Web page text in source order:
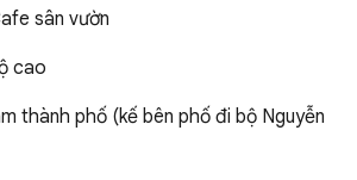
sân vườn
cao
thành phố (kế bên phố đi bộ Nguyễn